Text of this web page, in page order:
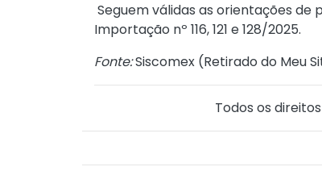
Seguem válidas as orientações
Importação nº 116, 121 e 128/2025.
Fonte:Siscomex (Retirado do Meu
Todos os